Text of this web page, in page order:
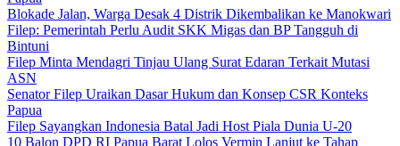
Blokade Jalan, Warga Desak 4 Distrik Dikembalikan ke Manokwari
Filep: Pemerintah Perlu Audit SKK Migas dan BP Tangguh di
Bintuni
Filep Minta Mendagri Tinjau Ulang Surat Edaran Terkait Mutasi
ASN
Senator Filep Uraikan Dasar Hukum dan Konsep CSR Konteks
Papua
Filep Sayangkan Indonesia Batal Jadi Host Piala Dunia U-20
10 Balon DPD RI Papua Barat Lolos Vermin Lanjut ke Tahap